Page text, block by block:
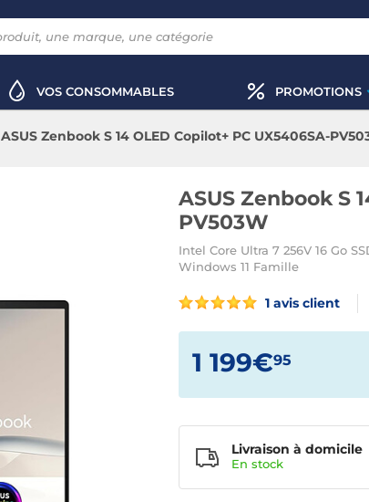
VOS CONSOMMABLES PROMOTIONS
ASUS Zenbook S 14 OLED Copilot+ PC UX5406SA-
ASUS Zenbook S
PV503W
Intel Core Ultra 7 256V 16 Go
Windows 11 Famille
1 avis client
1 199€95
Livraison à domicile
En stock